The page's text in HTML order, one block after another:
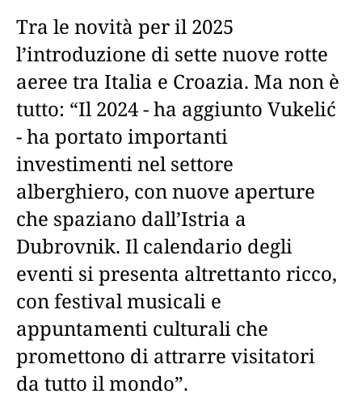
Tra le novità per il 2025
l’introduzione di sette nuove rotte
aeree tra Italia e Croazia. Ma non è
tutto: “Il 2024 - ha aggiunto Vukelić
- ha portato importanti
investimenti nel settore
alberghiero, con nuove aperture
che spaziano dall’Istria a
Dubrovnik. Il calendario degli
eventi si presenta altrettanto ricco,
con festival musicali e
appuntamenti culturali che
promettono di attrarre visitatori
da tutto il mondo”.